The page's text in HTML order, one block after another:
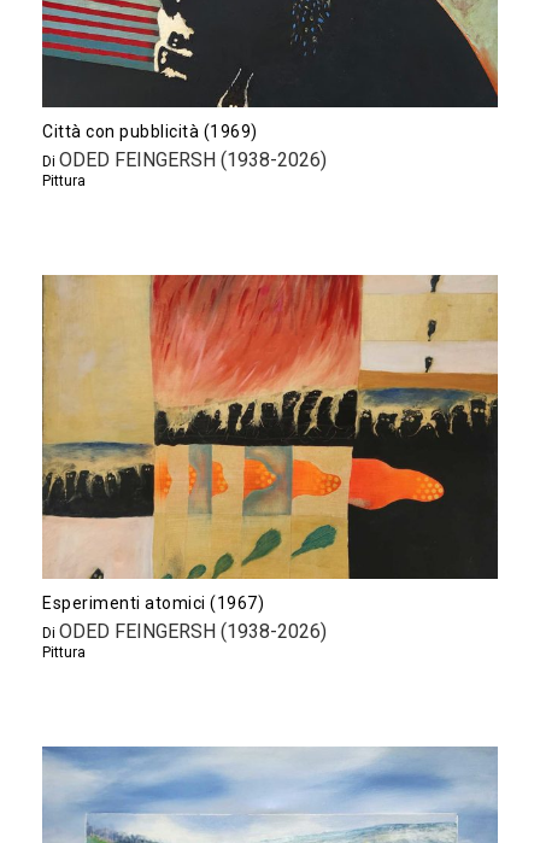
Città con pubblicità (1969)
Di ODED FEINGERSH (1938-2026)
Pittura
Esperimenti atomici (1967)
Di ODED FEINGERSH (1938-2026)
Pittura